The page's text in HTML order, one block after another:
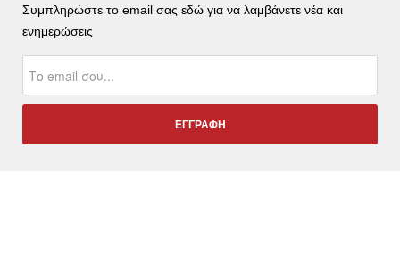
Συμπληρώστε το email σας εδώ για να λαμβάνετε νέα και
ενημερώσεις